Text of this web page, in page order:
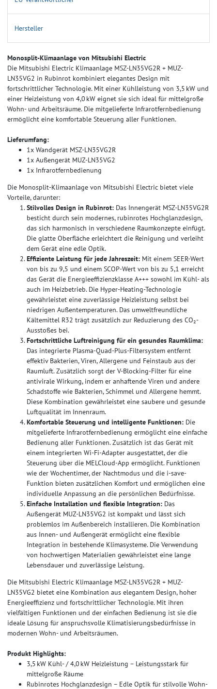
Hersteller
Monosplit-Klimaanlage von Mitsubishi Electric
Die Mitsubishi Electric Klimaanlage MSZ-LN35VG2R + MUZ-
LN35VG2 in Rubinrot kombiniert elegantes Design mit
fortschrittlicher Technologie. Mit einer Kühlleistung von 3,5 kW und
einer Heizleistung von 4,0 kW eignet sie sich ideal für mittelgroße
Wohn- und Arbeitsräume. Die mitgelieferte Infrarotfernbedienung
ermöglicht eine komfortable Steuerung aller Funktionen.
Lieferumfang:
1x Wandgerät MSZ-LN35VG2R
1x Außengerät MUZ-LN35VG2
1x Infrarotfernbedienung
Die Monosplit-Klimaanlage von Mitsubishi Electric bietet viele
Vorteile, darunter:
Stilvolles Design in Rubinrot: Das Innengerät MSZ-LN35VG2R
besticht durch sein modernes, rubinrotes Hochglanzdesign,
das sich harmonisch in verschiedene Raumkonzepte einfügt.
Die glatte Oberfläche erleichtert die Reinigung und verleiht
dem Gerät eine edle Optik.
Effiziente Leistung für jede Jahreszeit: Mit einem SEER-Wert
von bis zu 9,5 und einem SCOP-Wert von bis zu 5,1 erreicht
das Gerät die Energieeffizienzklasse A+++ sowohl im Kühl- als
auch im Heizbetrieb. Die Hyper-Heating-Technologie
gewährleistet eine zuverlässige Heizleistung selbst bei
niedrigen Außentemperaturen. Das umweltfreundliche
Kältemittel R32 trägt zusätzlich zur Reduzierung des CO₂-
Ausstoßes bei.
Fortschrittliche Luftreinigung für ein gesundes Raumklima:
Das integrierte Plasma-Quad-Plus-Filtersystem entfernt
effektiv Bakterien, Viren, Allergene und Feinstaub aus der
Raumluft. Zusätzlich sorgt der V-Blocking-Filter für eine
antivirale Wirkung, indem er anhaftende Viren und andere
Schadstoffe wie Bakterien, Schimmel und Allergene hemmt.
Diese Kombination gewährleistet eine saubere und gesunde
Luftqualität im Innenraum.
Komfortable Steuerung und intelligente Funktionen: Die
mitgelieferte Infrarotfernbedienung ermöglicht eine einfache
Bedienung aller Funktionen. Zusätzlich ist das Gerät mit
einem integrierten Wi-Fi-Adapter ausgestattet, der die
Steuerung über die MELCloud-App ermöglicht. Funktionen
wie der Wochentimer, der Nachtmodus und die i-save-
Funktion bieten zusätzlichen Komfort und ermöglichen eine
individuelle Anpassung an die persönlichen Bedürfnisse.
Einfache Installation und flexible Integration: Das
Außengerät MUZ-LN35VG2 ist kompakt und lässt sich
problemlos im Außenbereich installieren. Die Kombination
aus Innen- und Außengerät ermöglicht eine flexible
Integration in bestehende Klimasysteme. Die Verwendung
von hochwertigen Materialien gewährleistet eine lange
Lebensdauer und zuverlässige Leistung.
Die Mitsubishi Electric Klimaanlage MSZ-LN35VG2R + MUZ-
LN35VG2 bietet eine Kombination aus elegantem Design, hoher
Energieeffizienz und fortschrittlicher Technologie. Mit ihren
vielfältigen Funktionen und der einfachen Bedienung ist sie die
ideale Lösung für anspruchsvolle Klimatisierungsbedürfnisse in
modernen Wohn- und Arbeitsräumen.
Produkt Highlights:
3,5 kW Kühl- / 4,0 kW Heizleistung – Leistungsstark für
mittelgroße Räume
Rubinrotes Hochglanzdesign – Edle Optik für stilvolle Wohn-